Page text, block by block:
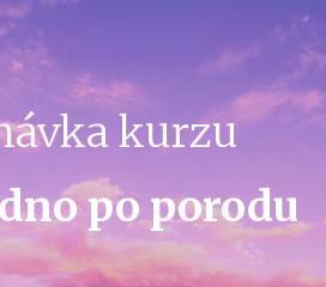
kurzu
po porodu